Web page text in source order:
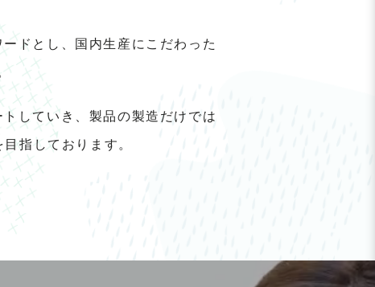
ドとし、国内生産にこだわった
していき、製品の製造だけでは
指しております。